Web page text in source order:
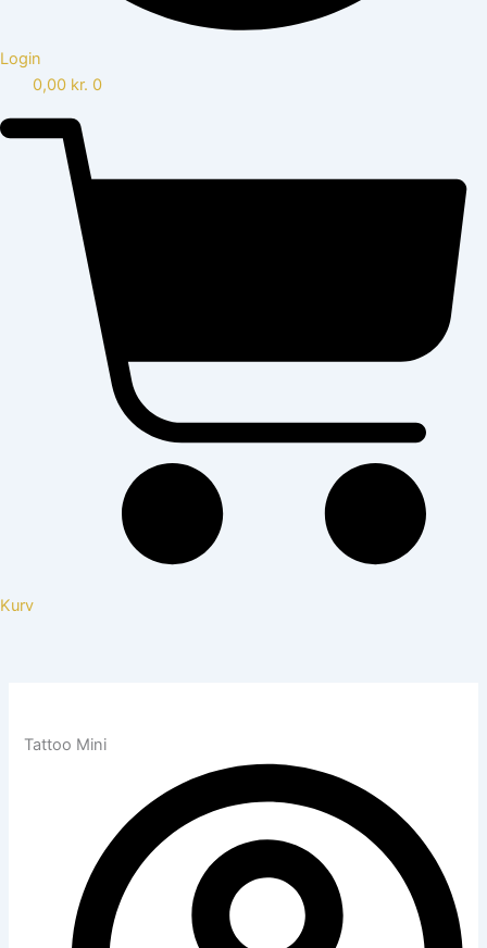
Login
0,00 kr. 0
Kurv
Tattoo Mini